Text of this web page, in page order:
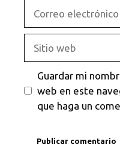
electrónico
web
Guardar mi
web en este
que haga un